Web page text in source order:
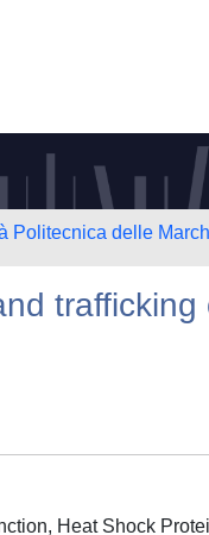
Politecnica delle
Heat Shock